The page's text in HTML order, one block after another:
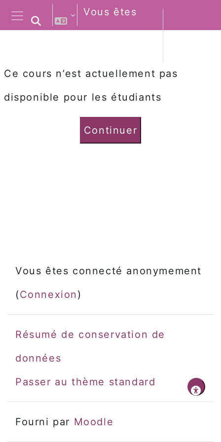
Passer au contenu principal
Activer/désactiver la saisie de
Vous êtes
Ce cours n’est actuellement pas
disponible pour les étudiants
Continuer
Vous êtes connecté anonymement
(Connexion)
Résumé de conservation de
données
Passer au thème standard
Fourni par Moodle